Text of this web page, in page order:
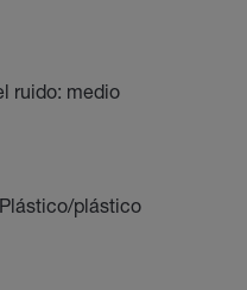
ruido: medio
plástico